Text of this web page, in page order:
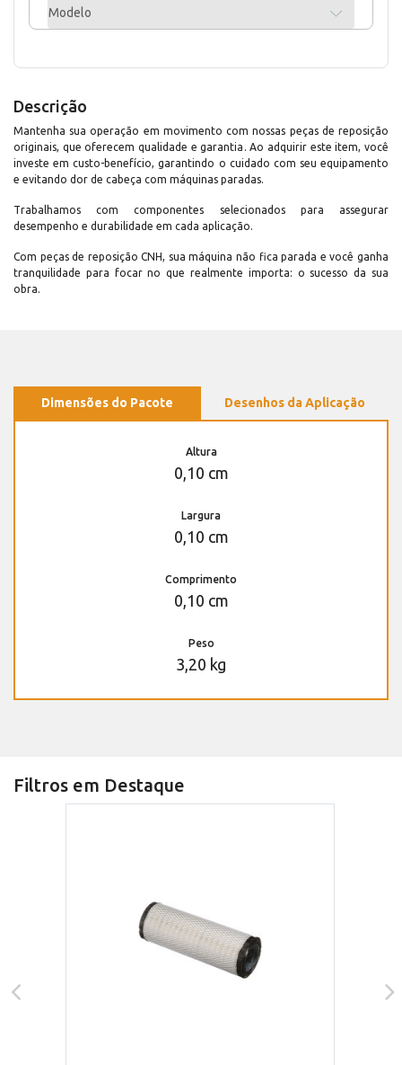
Modelo
Descrição
Mantenha sua operação em movimento com nossas peças de reposição
originais, que oferecem qualidade e garantia. Ao adquirir este item, você
investe em custo-benefício, garantindo o cuidado com seu equipamento
e evitando dor de cabeça com máquinas paradas.
Trabalhamos com componentes selecionados para assegurar
desempenho e durabilidade em cada aplicação.
Com peças de reposição CNH, sua máquina não fica parada e você ganha
tranquilidade para focar no que realmente importa: o sucesso da sua
obra.
Dimensões do Pacote Desenhos da Aplicação
Altura
0,10 cm
Largura
0,10 cm
Comprimento
0,10 cm
Peso
3,20 kg
Filtros em Destaque